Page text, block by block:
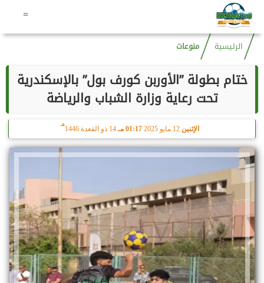
=
الرئيسية منوعات
ختام بطولة ”الأوربن كورف بول” بالإسكندرية
تحت رعاية وزارة الشباب والرياضة
الإثنين 01:17 مـ 14 ذو القعدة 1446
هـ